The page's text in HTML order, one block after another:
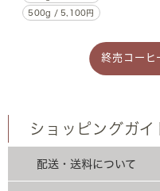
500g / 5,100円
終売コーヒ
ショッピングガイ
配送・送料について